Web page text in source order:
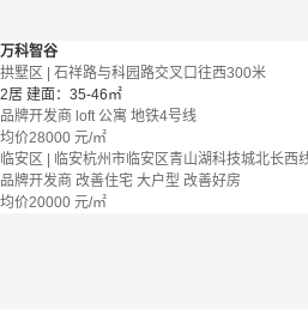
万科智谷
拱墅区 | 石祥路与科园路交叉口往西300米
2居 建面：35-46㎡
品牌开发商 loft 公寓 地铁4号线
均价28000 元/㎡
临安区 | 临安杭州市临安区青山湖科技城北长西
品牌开发商 改善住宅 大户型 改善好房
均价20000 元/㎡